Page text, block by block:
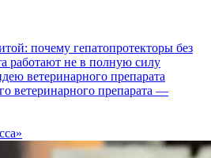
почему гепатопротекторы без
работают не в полную силу
ветеринарного препарата
ветеринарного препарата —